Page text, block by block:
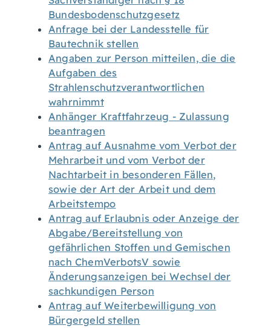
Bundesbodenschutzgesetz
Anfrage bei der Landesstelle für
Bautechnik stellen
Angaben zur Person mitteilen, die die
Aufgaben des
Strahlenschutzverantwortlichen
wahrnimmt
Anhänger Kraftfahrzeug - Zulassung
beantragen
Antrag auf Ausnahme vom Verbot der
Mehrarbeit und vom Verbot der
Nachtarbeit in besonderen Fällen,
sowie der Art der Arbeit und dem
Arbeitstempo
Antrag auf Erlaubnis oder Anzeige der
Abgabe/Bereitstellung von
gefährlichen Stoffen und Gemischen
nach ChemVerbotsV sowie
Änderungsanzeigen bei Wechsel der
sachkundigen Person
Antrag auf Weiterbewilligung von
Bürgergeld stellen